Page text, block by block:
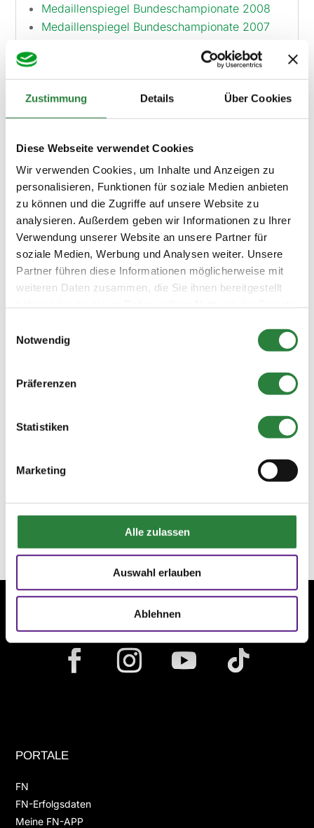
Zustimmung Details Über Cookies
Diese Webseite verwendet Cookies
Wir verwenden Cookies, um Inhalte und Anzeigen zu
personalisieren, Funktionen für soziale Medien anbieten
zu können und die Zugriffe auf unsere Website zu
analysieren. Außerdem geben wir Informationen zu Ihrer
Verwendung unserer Website an unsere Partner für
soziale Medien, Werbung und Analysen weiter. Unsere
Partner führen diese Informationen möglicherweise mit
weiteren Daten zusammen, die Sie ihnen bereitgestellt
Notwendig
Präferenzen
Statistiken
Marketing
Alle zulassen
Auswahl erlauben
Ablehnen
Medaillenspiegel Bundeschampionate 2008
Medaillenspiegel Bundeschampionate 2007
Ergebnisarchiv
Bundeschampionate 2023
Starterlisten und Ergebnisse der
Bundeschampionate 2022
Starterlisten und Ergebnisse der
Bundeschampionate 2021
Starterlisten und Ergebnisse der
Bundeschampionate 2020: Springen und
Vielseitigkeit
Dressur
Starterlisten und Ergebnisse der
Starterlisten und Ergebnisse der
PORTALE
FN
FN-Erfolgsdaten
Meine FN-APP